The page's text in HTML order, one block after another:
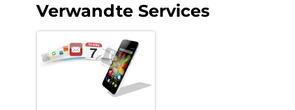
Verwandte Services